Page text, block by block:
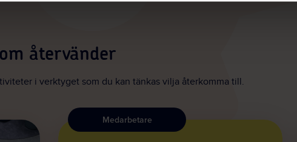
återvänder
i verktyget som du kan tänkas vilja återkomma till.
Medarbetare